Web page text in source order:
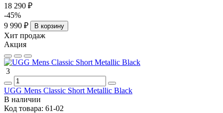
18 290 ₽
-45%
9 990 ₽
В корзину
Хит продаж
Акция
3
UGG Mens Classic Short Metallic Black
В наличии
Код товара: 61-02